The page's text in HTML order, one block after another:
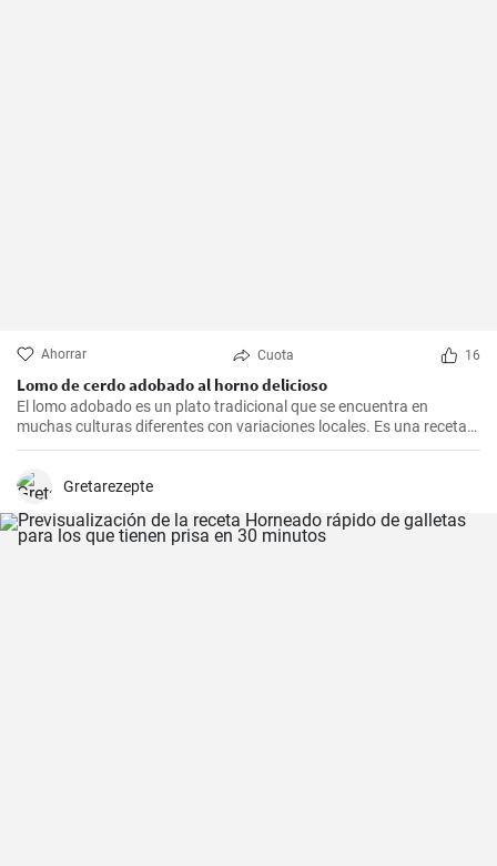
Ahorrar Cuota 16
Lomo de cerdo adobado al horno delicioso
El lomo adobado es un plato tradicional que se encuentra en
muchas culturas diferentes con variaciones locales. Es una receta
sencilla y deliciosa que consiste en una pieza jugosa de lomo de
antes de ser asado hasta quedar tierno y sabroso. Es excelente
Gretarezepte